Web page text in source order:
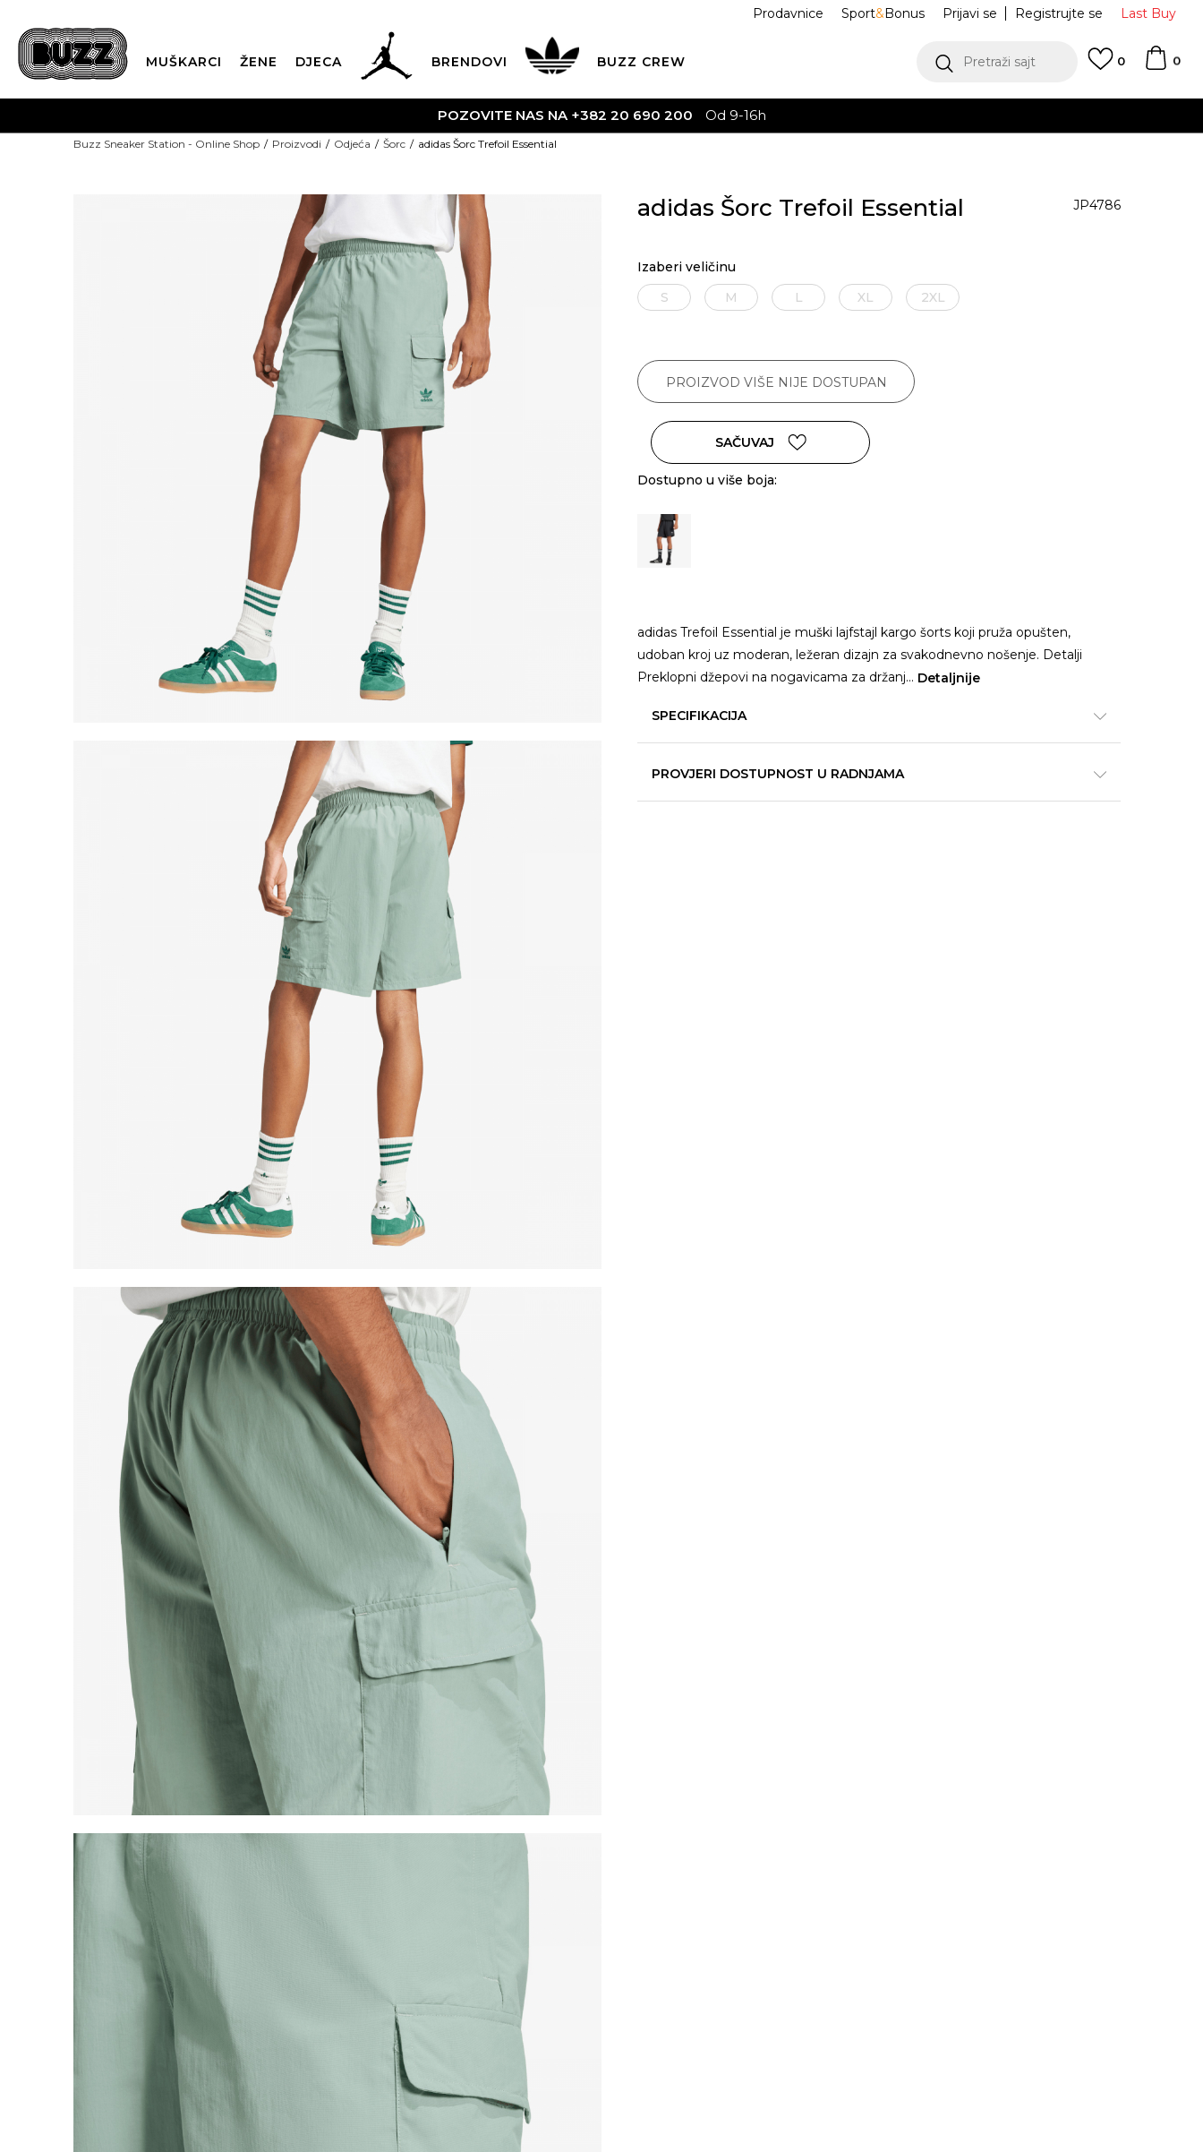
Last Buy
Prijavi se Registrujte se
Prodavnice Sport&Bonus
MUŠKARCI ŽENE DJECA BRENDOVI BUZZ CREW Pretraži sajt 0
0
POZOVITE NAS NA +382 20 690 200 Od 9-16h
Buzz Sneaker Station - Online Shop Proizvodi Odjeća Šorc adidas Šorc Trefoil Essential
adidas Šorc Trefoil Essential JP4786
Izaberi veličinu
S
M L XL 2XL
PROIZVOD VIŠE NIJE DOSTUPAN
SAČUVAJ
Dostupno u više boja:
adidas Trefoil Essential je muški lajfstajl kargo šorts koji pruža opušten,
udoban kroj uz moderan, ležeran dizajn za svakodnevno nošenje. Detalji
Preklopni džepovi na nogavicama za držanj... Detaljnije
SPECIFIKACIJA
PROVJERI DOSTUPNOST U RADNJAMA